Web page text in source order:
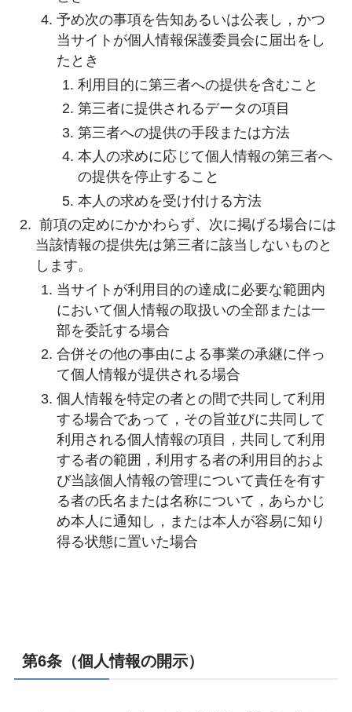
予め次の事項を告知あるいは公表し，かつ
当サイトが個人情報保護委員会に届出をし
たとき
利用目的に第三者への提供を含むこと
第三者に提供されるデータの項目
第三者への提供の手段または方法
本人の求めに応じて個人情報の第三者へ
の提供を停止すること
本人の求めを受け付ける方法
前項の定めにかかわらず、次に掲げる場合には
当該情報の提供先は第三者に該当しないものと
します。
当サイトが利用目的の達成に必要な範囲内
において個人情報の取扱いの全部または一
部を委託する場合
合併その他の事由による事業の承継に伴っ
て個人情報が提供される場合
個人情報を特定の者との間で共同して利用
する場合であって，その旨並びに共同して
利用される個人情報の項目，共同して利用
する者の範囲，利用する者の利用目的およ
び当該個人情報の管理について責任を有す
る者の氏名または名称について，あらかじ
め本人に通知し，または本人が容易に知り
得る状態に置いた場合
第6条（個人情報の開示）